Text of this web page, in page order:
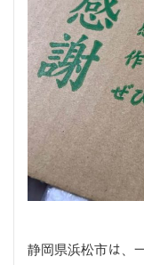
静岡県浜松市は、